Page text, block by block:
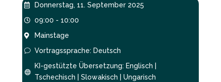
 Donnerstag, 11. September 2025
 09:00 - 10:00
 Mainstage
v Vortragssprache: Deutsch

KI-gestützte Übersetzung: Englisch |
Tschechisch | Slowakisch | Ungarisch